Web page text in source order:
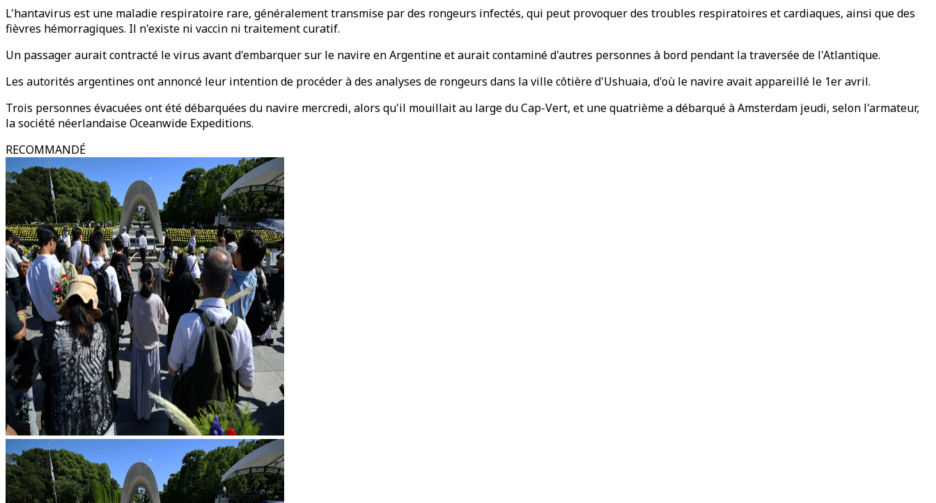
L'hantavirus est une maladie respiratoire rare, généralement transmise par des rongeurs infectés, qui peut provoquer des troubles respiratoires et cardiaques, ainsi que des
fièvres hémorragiques. Il n'existe ni vaccin ni traitement curatif.
Un passager aurait contracté le virus avant d'embarquer sur le navire en Argentine et aurait contaminé d'autres personnes à bord pendant la traversée de l'Atlantique.
Les autorités argentines ont annoncé leur intention de procéder à des analyses de rongeurs dans la ville côtière d'Ushuaia, d'où le navire avait appareillé le 1er avril.
Trois personnes évacuées ont été débarquées du navire mercredi, alors qu'il mouillait au large du Cap-Vert, et une quatrième a débarqué à Amsterdam jeudi, selon l'armateur,
la société néerlandaise Oceanwide Expeditions.
RECOMMANDÉ